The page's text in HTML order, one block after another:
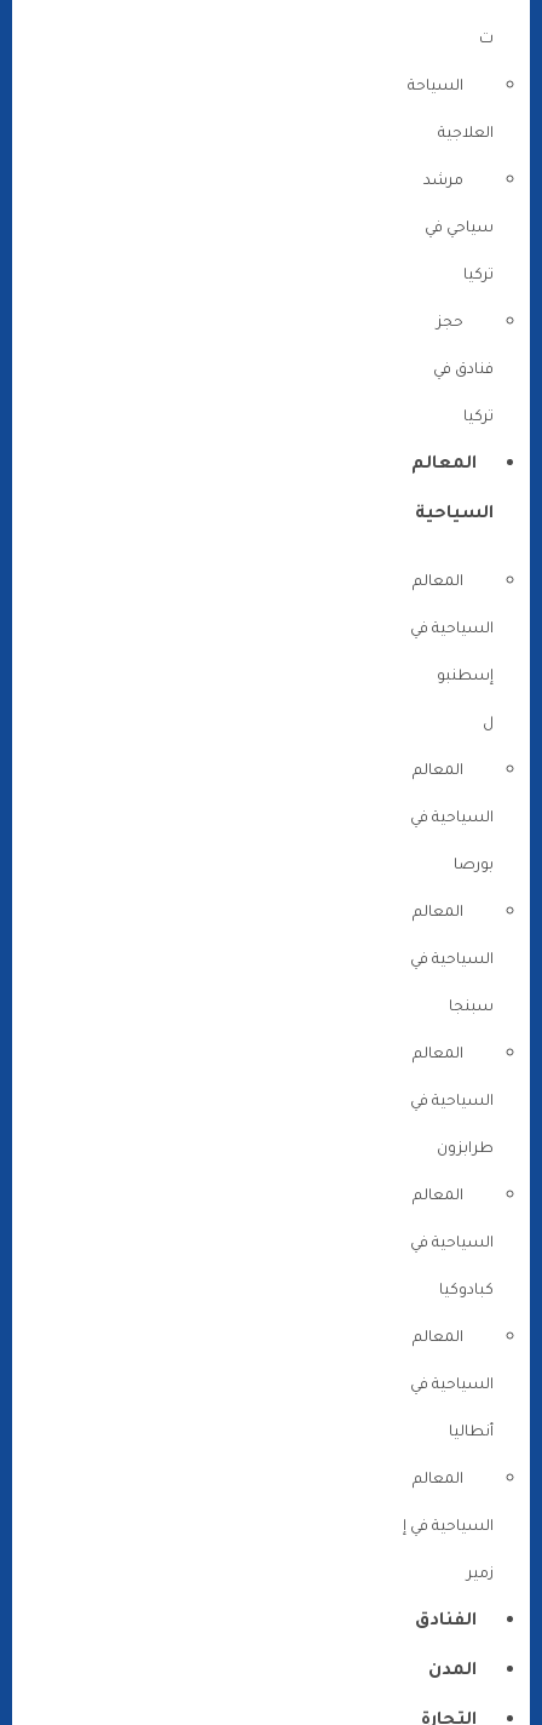
ت
السياحة
العلاجية
مرشد
سياحي في
تركيا
حجز
فنادق في
تركيا
المعالم
السياحية
المعالم
السياحية في
إسطنبو
ل
المعالم
السياحية في
بورصا
المعالم
السياحية في
سبنجا
المعالم
السياحية في
طرابزون
المعالم
السياحية في
كبادوكيا
المعالم
السياحية في
أنطاليا
المعالم
السياحية في إ
زمير
الفنادق
المدن